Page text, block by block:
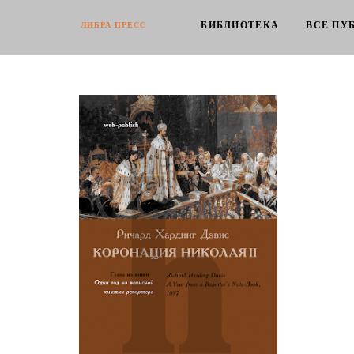
ЛИБРА ПРЕСС БИБЛИОТЕКА ВСЕ
Ричард Х. Дэвис. Коронация
Николая II